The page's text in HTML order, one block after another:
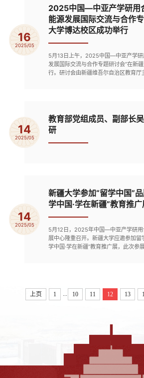
员国的多所...
16
2025/05
2025中国—中亚产学研用
能源发展国际交流与合作
大学博达校区成功举行
5月13日上午，2025中国—中亚产学研
发展国际交流与合作专题研讨会”在新
行。研讨会由新疆维吾尔自治区教育厅
大利亚和...
14
2025/05
教育部党组成员、副部长
研
14
2025/05
新疆大学参加“留学中国”
学中国·学在新疆”教育推广
5月12日，2025年中国—中亚产学研用
展中心隆重召开。新疆大学应邀参加留
学中国·学在新疆”教育推广展，此次参
的成就。...
上页 1 10 11 12 13